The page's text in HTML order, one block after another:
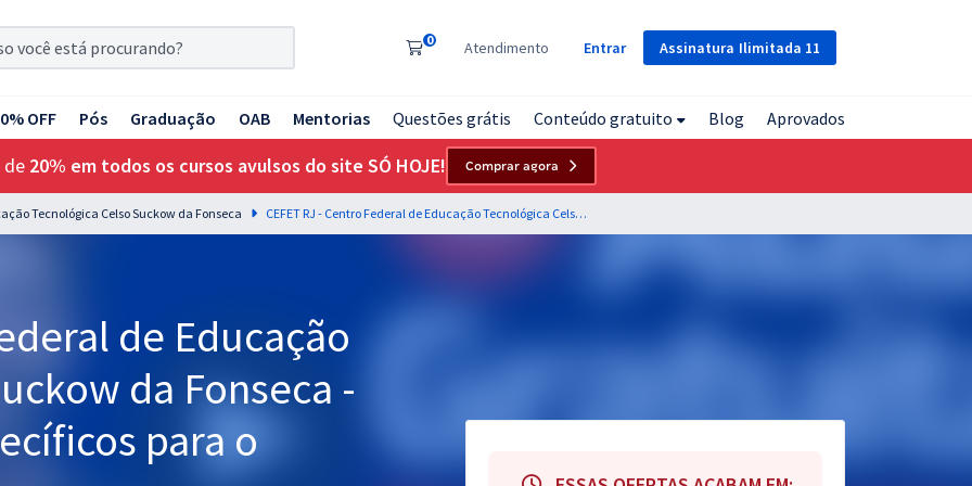
Assinatura Ilimitada 11
0 Atendimento Entrar
OFF Pós Graduação OAB Mentorias Questões grátis Conteúdo gratuito Blog Aprovados
de 20% em todos os cursos avulsos do site SÓ HOJE! Comprar agora
Tecnológica Celso Suckow da Fonseca CEFET RJ - Centro Federal de Educação Tecnológica Celso Suckow da Fonseca - Conhecimentos Específicos para o Cargo de Contador
de Educação
da Fonseca -
para o